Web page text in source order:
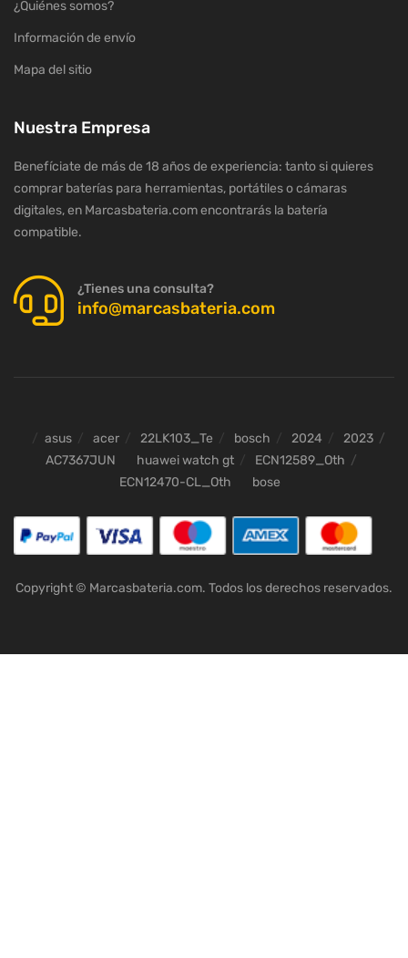
¿Quiénes somos?
Información de envío
Mapa del sitio
Nuestra Empresa
Benefíciate de más de 18 años de experiencia: tanto si quieres
comprar baterías para herramientas, portátiles o cámaras
digitales, en Marcasbateria.com encontrarás la batería
compatible.
¿Tienes una consulta?
info@marcasbateria.com
asus acer 22LK103_Te bosch 2024
2023
AC7367JUN
huawei watch gt
ECN12589_Oth
ECN12470-CL_Oth
bose
Copyright © Marcasbateria.com. Todos los derechos reservados.